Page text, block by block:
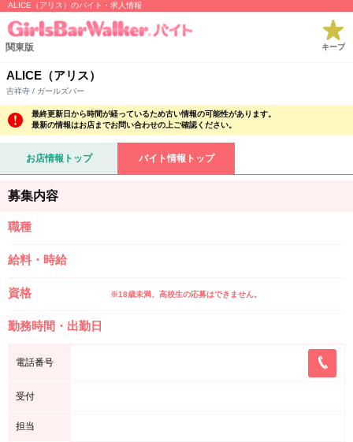
ALICE（アリス）のバイト・求人情報
関東版 キープ
ALICE（アリス）
吉祥寺 / ガールズバー
最終更新日から時間が経っているため古い情報の可能性があります。
最新の情報はお店までお問い合わせの上ご確認ください。
お店情報トップ バイト情報トップ
募集内容
職種
給料・時給
資格 ※18歳未満、高校生の応募はできません。
勤務時間・出勤日
電話番号
受付
担当